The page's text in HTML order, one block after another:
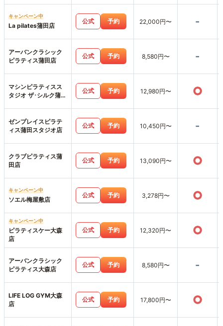
キャンペーン中
La pilates蒲田店
公式 予約 22,000円〜 -
アーバンクラシック
ピラティス蒲田店
公式 予約 8,580円〜 -
マシンピラティスス
タジオ ザ･シルク蒲田
公式 予約 12,980円〜 ○
ゼンプレイスピラテ
ィス蒲田スタジオ店
公式 予約 10,450円〜 -
クラブピラティス蒲
田店
公式 予約 13,090円〜 ○
キャンペーン中
ソエル梅屋敷店
公式 予約 3,278円〜 ○
キャンペーン中
ピラティスケー大森
店
公式 予約 12,320円〜 ○
アーバンクラシック
ピラティス大森店
公式 予約 8,580円〜 -
LIFE LOG GYM大森
店
公式 予約 17,800円〜 ○